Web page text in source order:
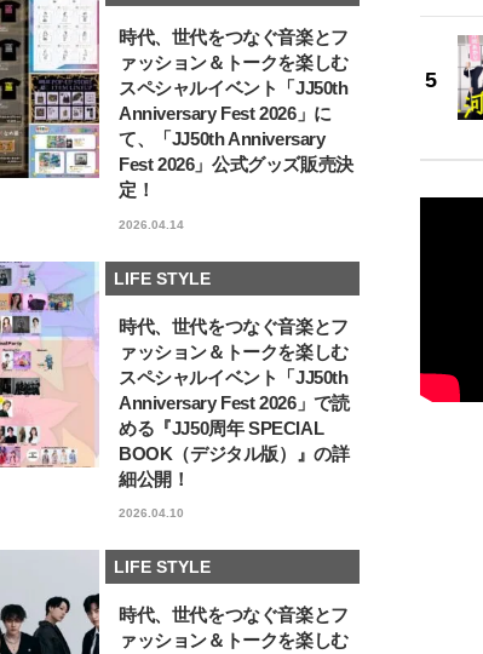
時代、世代をつなぐ音楽とフ
ァッション＆トークを楽しむ
スペシャルイベント「JJ50th
Anniversary Fest 2026」に
て、「JJ50th Anniversary
Fest 2026」公式グッズ販売決
定！
2026.04.14
LIFE STYLE
時代、世代をつなぐ音楽とフ
ァッション＆トークを楽しむ
スペシャルイベント「JJ50th
Anniversary Fest 2026」で読
める『JJ50周年 SPECIAL
BOOK（デジタル版）』の詳
細公開！
2026.04.10
LIFE STYLE
時代、世代をつなぐ音楽とフ
ァッション＆トークを楽しむ